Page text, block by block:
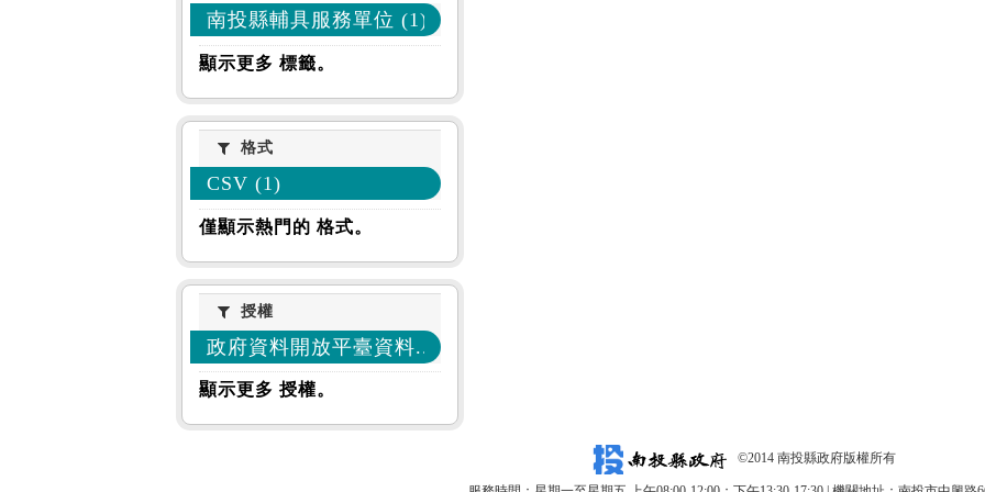
南投縣輔具服務單位 (1)
顯示更多 標籤。
格式格式
CSV (1)
僅顯示熱門的 格式。
授權授權
政府資料開放平臺資料... (1)
顯示更多 授權。
©2014 南投縣政府版權所有